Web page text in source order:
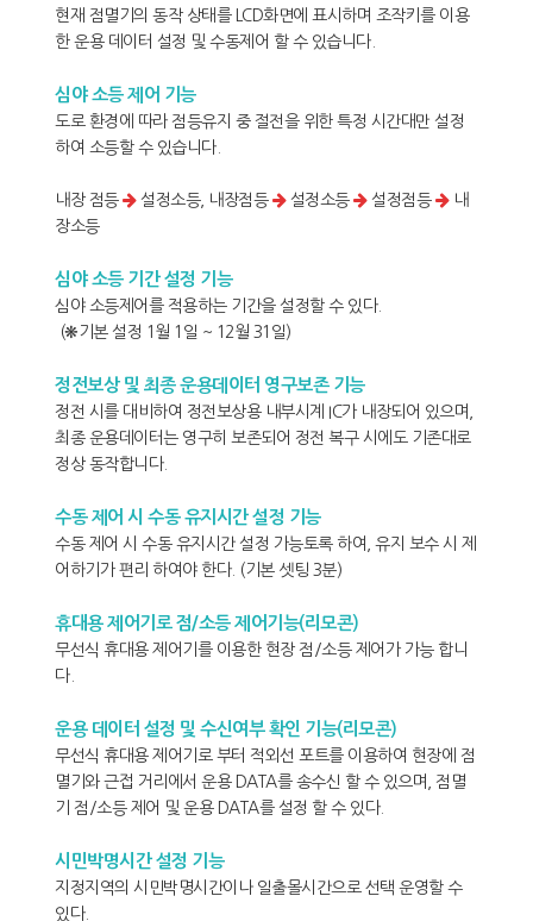
현재 점멸기의 동작 상태를 LCD화면에 표시하며 조작키를 이용
한 운용 데이터 설정 및 수동제어 할 수 있습니다.
심야 소등 제어 기능
도로 환경에 따라 점등유지 중 절전을 위한 특정 시간대만 설정
하여 소등할 수 있습니다.
내장 점등 설정소등, 내장점등 설정소등 설정점등
내
장소등
심야 소등 기간 설정 기능
심야 소등제어를 적용하는 기간을 설정할 수 있다.
(❋기본 설정 1월 1일 ~ 12월 31일)
정전보상 및 최종 운용데이터 영구보존 기능
정전 시를 대비하여 정전보상용 내부시계 IC가 내장되어 있으며,
최종 운용데이터는 영구히 보존되어 정전 복구 시에도 기존대로
정상 동작합니다.
수동 제어 시 수동 유지시간 설정 기능
수동 제어 시 수동 유지시간 설정 가능토록 하여, 유지 보수 시 제
어하기가 편리 하여야 한다. (기본 셋팅 3분)
휴대용 제어기로 점/소등 제어기능(리모콘)
무선식 휴대용 제어기를 이용한 현장 점/소등 제어가 가능 합니
다.
운용 데이터 설정 및 수신여부 확인 기능(리모콘)
무선식 휴대용 제어기로 부터 적외선 포트를 이용하여 현장에 점
멸기와 근접 거리에서 운용 DATA를 송수신 할 수 있으며, 점멸
기 점/소등 제어 및 운용 DATA를 설정 할 수 있다.
시민박명시간 설정 기능
지정지역의 시민박명시간이나 일출몰시간으로 선택 운영할 수
있다.